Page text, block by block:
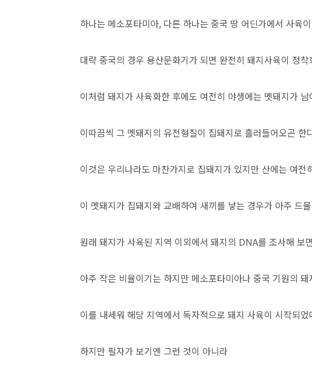
하나는 메소포타미아, 다른 하나는 중국 땅 어딘가에서 사육
대략 중국의 경우 용산문화기가 되면 완전히 돼지사육이 정
이처럼 돼지가 사육화한 후에도 여전히 야생에는 멧돼지가 남
이따끔씩 그 멧돼지의 유전형질이 집돼지로 흘러들어오곤 한
이것은 우리나라도 마찬가지로 집돼지가 있지만 산에는 여전
이 멧돼지가 집돼지와 교배하여 새끼를 낳는 경우가 아주 드
원래 돼지가 사육된 지역 이외에서 돼지의 DNA를 조사해 보면
아주 작은 비율이기는 하지만 메소포타미아나 중국 기원의
이를 내세워 해당 지역에서 독자적으로 돼지 사육이 시작되
하지만 필자가 보기엔 그런 것이 아니라